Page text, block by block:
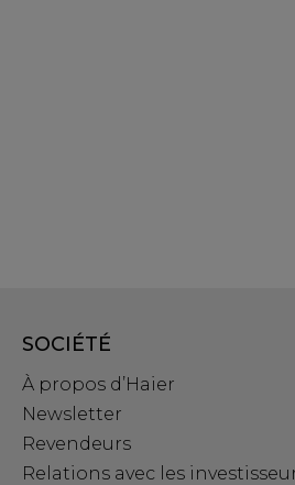
SOCIÉTÉ
À propos d’Haier
Newsletter
Revendeurs
Relations avec les